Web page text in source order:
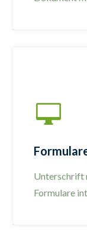
Unterschrift
Formulare